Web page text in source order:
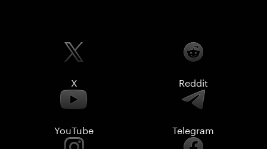
X Reddit
YouTube Telegram